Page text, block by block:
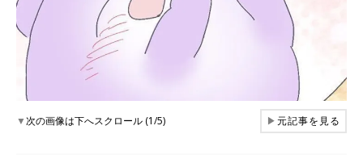
▼次の画像は下へスクロール (1/5) ▶元記事を見る